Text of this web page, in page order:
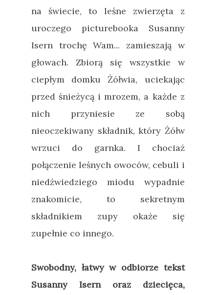
na świecie, to leśne zwierzęta z
uroczego picturebooka Susanny
Isern trochę Wam... zamieszają w
głowach. Zbiorą się wszystkie w
ciepłym domku Żółwia, uciekając
przed śnieżycą i mrozem, a każde z
nich przyniesie ze sobą
nieoczekiwany składnik, który Żółw
wrzuci do garnka. I chociaż
połączenie leśnych owoców, cebuli i
niedźwiedziego miodu wypadnie
znakomicie, to sekretnym
składnikiem zupy okaże się
zupełnie co innego.
Swobodny, łatwy w odbiorze tekst
Susanny Isern oraz dziecięca,